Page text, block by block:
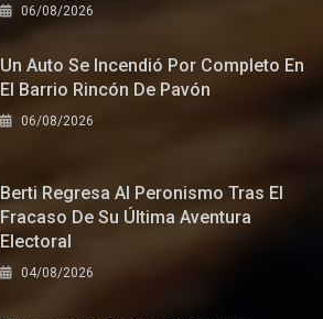
06/08/2026
Un Auto Se Incendió Por Completo En
El Barrio Rincón De Pavón
06/08/2026
Berti Regresa Al Peronismo Tras El
Fracaso De Su Última Aventura
Electoral
04/08/2026